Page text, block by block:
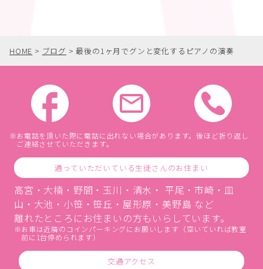
HOME > ブログ >最後の1ヶ月でグンと変化するピアノの演奏
お電話を頂いた際に電話に出れない場合があります。後ほど折り返し
ご連絡させていただきます。
通っていただいている生徒さんのお住まい
高宮・大楠・野間・玉川・清水・ 平尾・市崎・皿
山・大池・小笹・笹丘・屋形原・美野島 など
離れたところにお住まいの方もいらしています。
お車は近隣のコインパーキングにお願いします（空いていれば教室
前に1台停められます）
交通アクセス